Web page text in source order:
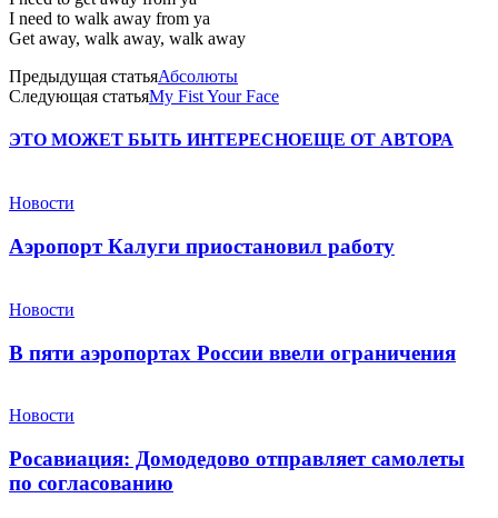
I need to walk away from ya
Get away, walk away, walk away
Предыдущая статьяАбсолюты
Следующая статьяMy Fist Your Face
ЭТО МОЖЕТ БЫТЬ ИНТЕРЕСНОЕЩЕ ОТ АВТОРА
Новости
Аэропорт Калуги приостановил работу
Новости
В пяти аэропортах России ввели ограничения
Новости
Росавиация: Домодедово отправляет самолеты
по согласованию